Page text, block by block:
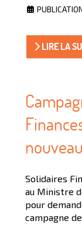
LIRE LA
Solidaires
au Ministre
pour
campagne